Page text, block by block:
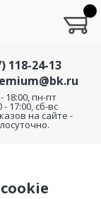
118-24-13
18:00, пн-пт
- 17:00, сб-вс
на сайте -